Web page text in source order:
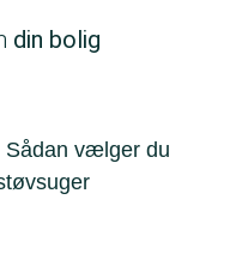
din bolig
Sådan vælger du